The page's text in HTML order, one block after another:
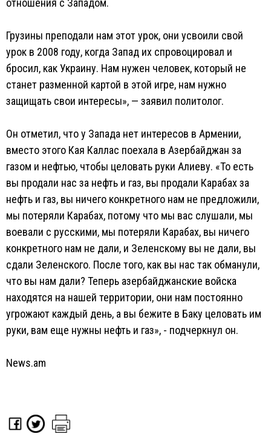
отношения с Западом.
Грузины преподали нам этот урок, они усвоили свой
урок в 2008 году, когда Запад их спровоцировал и
бросил, как Украину. Нам нужен человек, который не
станет разменной картой в этой игре, нам нужно
защищать свои интересы», — заявил политолог.
Он отметил, что у Запада нет интересов в Армении,
вместо этого Кая Каллас поехала в Азербайджан за
газом и нефтью, чтобы целовать руки Алиеву. «То есть
вы продали нас за нефть и газ, вы продали Карабах за
нефть и газ, вы ничего конкретного нам не предложили,
мы потеряли Карабах, потому что мы вас слушали, мы
воевали с русскими, мы потеряли Карабах, вы ничего
конкретного нам не дали, и Зеленскому вы не дали, вы
сдали Зеленского. После того, как вы нас так обманули,
что вы нам дали? Теперь азербайджанские войска
находятся на нашей территории, они нам постоянно
угрожают каждый день, а вы бежите в Баку целовать им
руки, вам еще нужны нефть и газ», - подчеркнул он.
News.am